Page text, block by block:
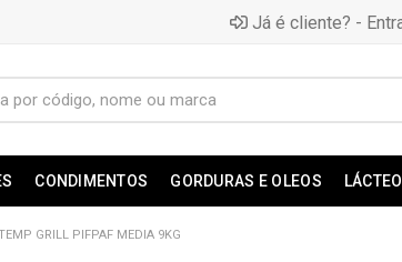
Já é cliente? -
CONDIMENTOS GORDURAS E OLEOS
GRILL PIFPAF MEDIA 9KG